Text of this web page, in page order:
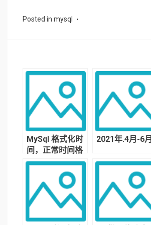
Posted in mysql
MySql 格式化时
间，正常时间格
式与unix时间戳
的互相转换
2021年.4月-6月